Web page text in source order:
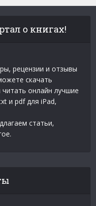
о книгах!
рецензии и отзывы
скачать
читать онлайн лучшие
и pdf для iPad,
статьи,